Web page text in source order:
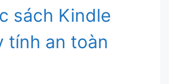
sách Kindle
tính an toàn